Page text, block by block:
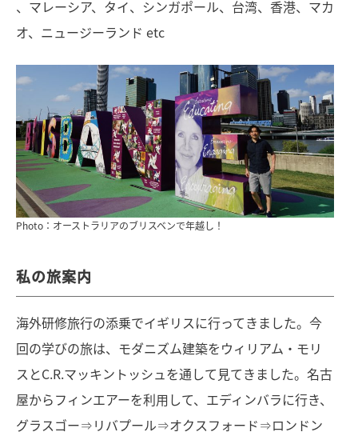
、マレーシア、タイ、シンガポール、台湾、香港、マカ
オ、ニュージーランド etc
Photo：オーストラリアのブリスベンで年越し！
私の旅案内
海外研修旅行の添乗でイギリスに行ってきました。今
回の学びの旅は、モダニズム建築をウィリアム・モリ
スとC.R.マッキントッシュを通して見てきました。名古
屋からフィンエアーを利用して、エディンバラに行き、
グラスゴー⇒リバプール⇒オクスフォード⇒ロンドン